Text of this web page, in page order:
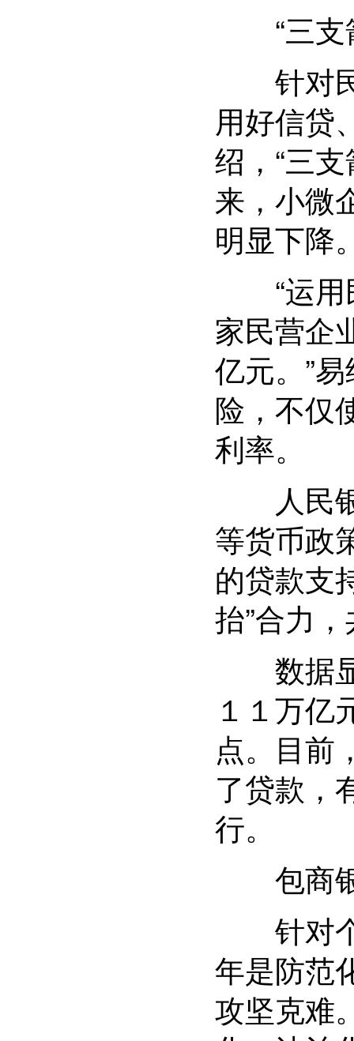
“三支
针对民
用好信贷
绍，“三
来，小微
明显下降
“运用
家民营企
亿元。”
险，不仅
利率。
人民银
等货币政
的贷款支
抬”合力
数据显
１１万亿
点。目前
了贷款，
行。
包商银
针对个
年是防范
攻坚克难